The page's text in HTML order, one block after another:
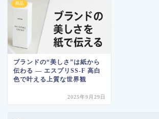
商品
ブランドの“美しさ”は紙から
伝わる ― エスプリSS-F 高白
色で叶える上質な世界観
2025年9月29日